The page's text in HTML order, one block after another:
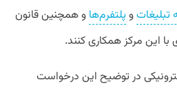
تبلیغاتوپلتفرم‌ها و همچنین قانون
این مرکز همکاری کنند.
در توضیح این درخواست